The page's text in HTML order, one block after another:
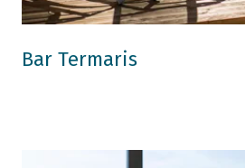
Bar Termaris